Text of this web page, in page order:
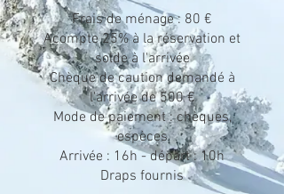
Frais de ménage : 80 €
Acompte 25% à la réservation et
solde à l'arrivée
Chèque de caution demandé à
l'arrivée de 500 €
Mode de paiement : chèques,
espèces
Arrivée : 16h - départ : 10h
Draps fournis